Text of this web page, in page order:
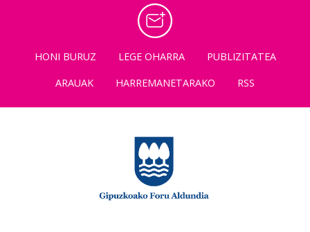
HONI BURUZ LEGE OHARRA
PUBLIZITATEA
ARAUAK
HARREMANETARAKO RSS